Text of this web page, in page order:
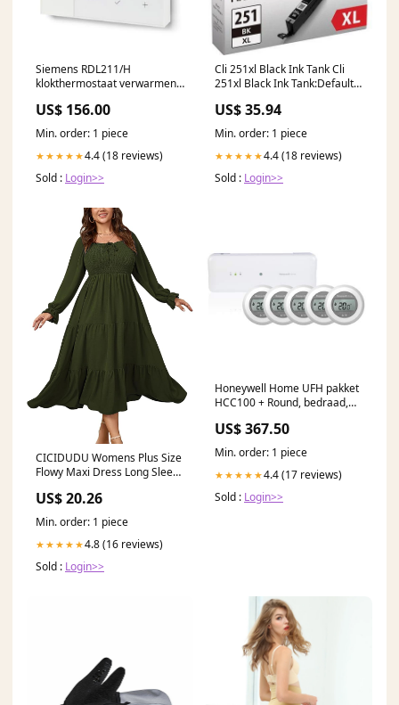
Siemens RDL211/H
klokthermostaat verwarmen
elektriciteitsmeter
US$ 156.00
Min. order: 1 piece
★★★★★4.4 (18 reviews)
Sold : Login>>
Cli 251xl Black Ink Tank Cli
251xl Black Ink Tank:Default
US$ 35.94
Min. order: 1 piece
★★★★★4.4 (18 reviews)
Sold : Login>>
CICIDUDU Womens Plus Size
Flowy Maxi Dress Long Sleeve
Formal Long Dresses for
Women Wedding Guest Army
Green : Clothing, Shoes &
Jewelry
US$ 20.26
Min. order: 1 piece
★★★★★4.8 (16 reviews)
Sold : Login>>
Honeywell Home UFH pakket
HCC100 + Round, bedraad,
HCC100 + 5x T87HC2011)
Installatieautomaat
US$ 367.50
Min. order: 1 piece
★★★★★4.4 (17 reviews)
Sold : Login>>